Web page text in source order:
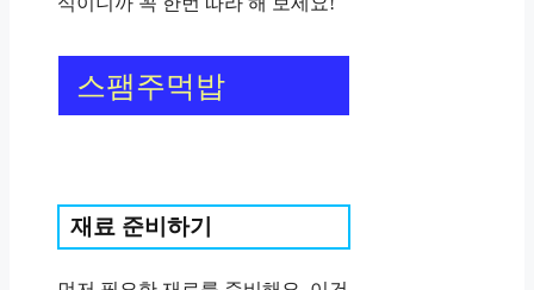
스팸주먹밥
재료 준비하기